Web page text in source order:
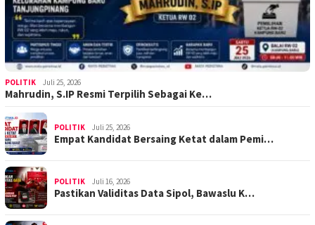
POLITIK Juli 25, 2026
Mahrudin, S.IP Resmi Terpilih Sebagai Ke…
POLITIK Juli 25, 2026
Empat Kandidat Bersaing Ketat dalam Pemi…
POLITIK Juli 16, 2026
Pastikan Validitas Data Sipol, Bawaslu K…